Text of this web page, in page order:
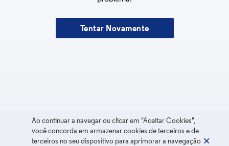
Tentar Novamente
Ao continuar a navegar ou clicar em "Aceitar Cookies",
você concorda em armazenar cookies de terceiros e de
terceiros no seu dispositivo para aprimorar a navegação